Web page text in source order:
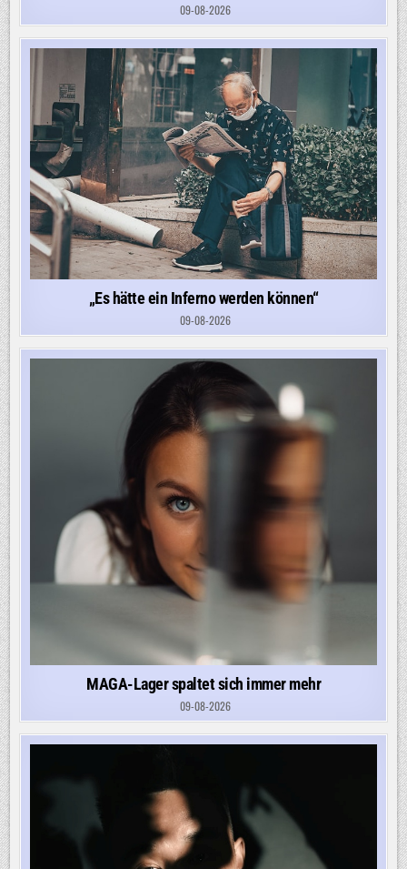
09-08-2026
„Es hätte ein Inferno werden können“
09-08-2026
MAGA-Lager spaltet sich immer mehr
09-08-2026